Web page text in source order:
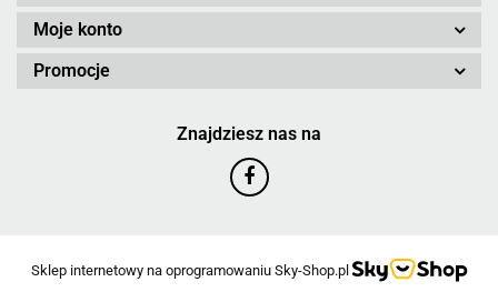
Moje konto
Promocje
Znajdziesz nas na
Sklep internetowy na oprogramowaniu Sky-Shop.pl